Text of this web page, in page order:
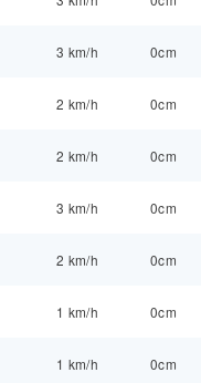
3 km/h 0cm
2 km/h 0cm
2 km/h 0cm
3 km/h 0cm
2 km/h 0cm
1 km/h 0cm
1 km/h 0cm